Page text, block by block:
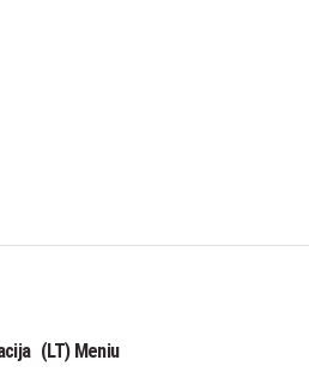
(LT) Meniu